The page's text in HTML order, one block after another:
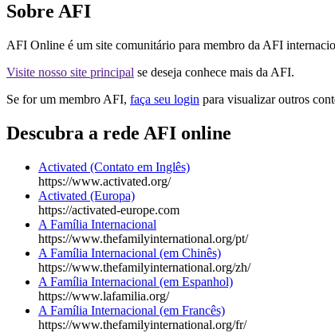
Sobre AFI
AFI Online é um site comunitário para membro da AFI
Visite nosso site principal se deseja conhece mais da AFI.
Se for um membro AFI, faça seu login para visualizar outros
Descubra a rede AFI online
Activated (Contato em Inglês)
https://www.activated.org/
Activated (Europa)
https://activated-europe.com
A Família Internacional
https://www.thefamilyinternational.org/pt/
A Família Internacional (em Chinês)
https://www.thefamilyinternational.org/zh/
A Família Internacional (em Espanhol)
https://www.lafamilia.org/
A Família Internacional (em Francês)
https://www.thefamilyinternational.org/fr/